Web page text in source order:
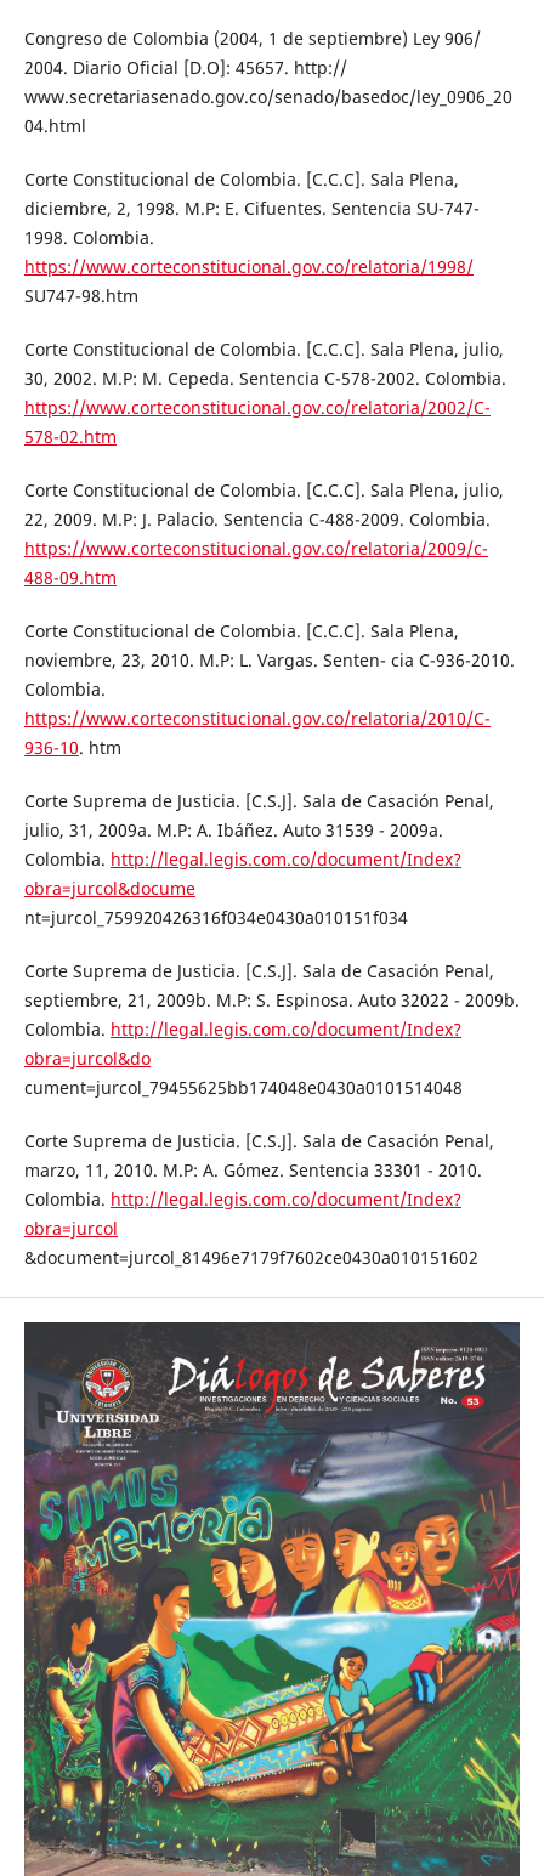
Congreso de Colombia (2004, 1 de septiembre) Ley 906/
2004. Diario Oficial [D.O]: 45657. http://
www.secretariasenado.gov.co/senado/basedoc/ley_0906_20
04.html
Corte Constitucional de Colombia. [C.C.C]. Sala Plena,
diciembre, 2, 1998. M.P: E. Cifuentes. Sentencia SU-747-
1998. Colombia.
https://www.corteconstitucional.gov.co/relatoria/1998/
SU747-98.htm
Corte Constitucional de Colombia. [C.C.C]. Sala Plena, julio,
30, 2002. M.P: M. Cepeda. Sentencia C-578-2002. Colombia.
https://www.corteconstitucional.gov.co/relatoria/2002/C-
578-02.htm
Corte Constitucional de Colombia. [C.C.C]. Sala Plena, julio,
22, 2009. M.P: J. Palacio. Sentencia C-488-2009. Colombia.
https://www.corteconstitucional.gov.co/relatoria/2009/c-
488-09.htm
Corte Constitucional de Colombia. [C.C.C]. Sala Plena,
noviembre, 23, 2010. M.P: L. Vargas. Senten- cia C-936-2010.
Colombia.
https://www.corteconstitucional.gov.co/relatoria/2010/C-
936-10. htm
Corte Suprema de Justicia. [C.S.J]. Sala de Casación Penal,
julio, 31, 2009a. M.P: A. Ibáñez. Auto 31539 - 2009a.
Colombia. http://legal.legis.com.co/document/Index?
obra=jurcol&docume
nt=jurcol_759920426316f034e0430a010151f034
Corte Suprema de Justicia. [C.S.J]. Sala de Casación Penal,
septiembre, 21, 2009b. M.P: S. Espinosa. Auto 32022 - 2009b.
Colombia. http://legal.legis.com.co/document/Index?
obra=jurcol&do
cument=jurcol_79455625bb174048e0430a0101514048
Corte Suprema de Justicia. [C.S.J]. Sala de Casación Penal,
marzo, 11, 2010. M.P: A. Gómez. Sentencia 33301 - 2010.
Colombia. http://legal.legis.com.co/document/Index?
obra=jurcol
&document=jurcol_81496e7179f7602ce0430a010151602